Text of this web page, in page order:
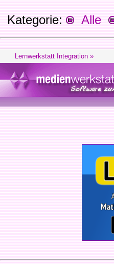
Kategorie: Alle
Lernwerkstatt Integration »